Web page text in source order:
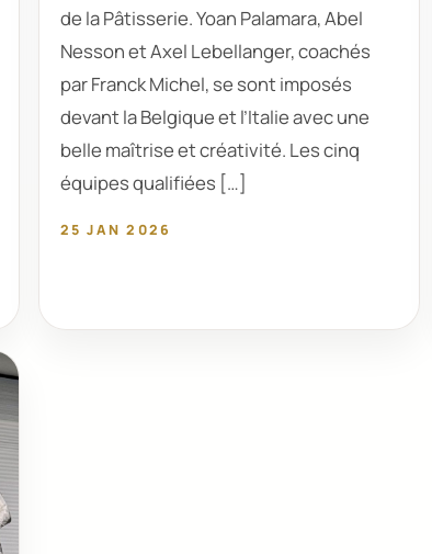
de la Pâtisserie. Yoan Palamara, Abel
Nesson et Axel Lebellanger, coachés
par Franck Michel, se sont imposés
devant la Belgique et l’Italie avec une
belle maîtrise et créativité. Les cinq
équipes qualifiées […]
25 JAN 2026